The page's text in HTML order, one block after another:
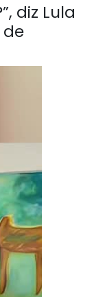
diz Lula